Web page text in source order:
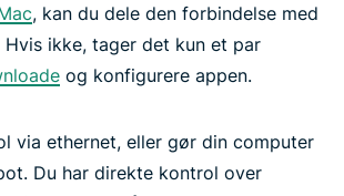
, kan du dele den forbindelse med
Hvis ikke, tager det kun et par
og konfigurere appen.
via ethernet, eller gør din computer
Du har direkte kontrol over